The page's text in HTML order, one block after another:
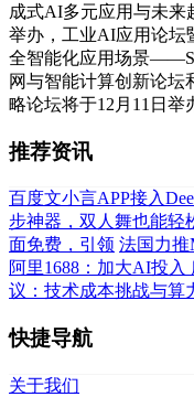
成式AI多元应用与未来
举办，工业AI应用论坛
全智能化应用场景
网与智能计算创新论坛
略论坛将于12月11日举
推荐资讯
百度文小言APP接入
步神器，双人舞也能轻
面免费，引领 法国力推
阿里1688：加大AI投
议：技术成本挑战与算
快捷导航
关于我们